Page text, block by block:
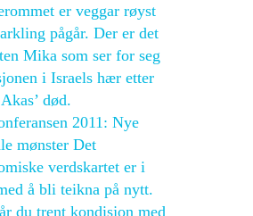
er veggar røyst
pågår. Der er det
Mika som ser for seg
i Israels hær etter
død.
2011: Nye
mønster Det
verdskartet er i
å bli teikna på nytt.
du trent kondisjon med